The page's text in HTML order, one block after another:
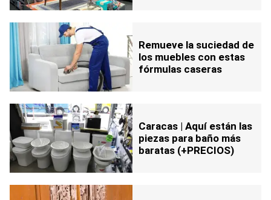
Remueve la suciedad de
los muebles con estas
fórmulas caseras
Caracas | Aquí están las
piezas para baño más
baratas (+PRECIOS)